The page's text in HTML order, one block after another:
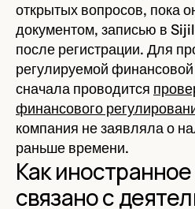
открытых вопросов, пока
документом, записью в
после регистрации. Для
регулируемой
сначала проводится
финансового
компания не заявляла о
раньше времени.
Как
связано с